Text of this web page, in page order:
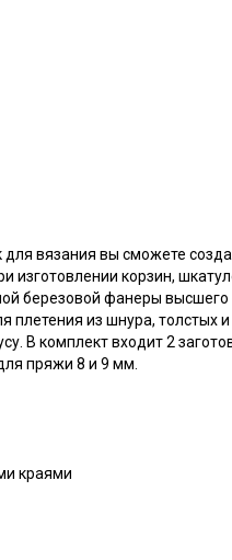
вязания вы сможете
изготовлении корзин,
березовой фанеры
плетения из шнура,
В комплект входит 2
пряжи 8 и 9 мм.
краями